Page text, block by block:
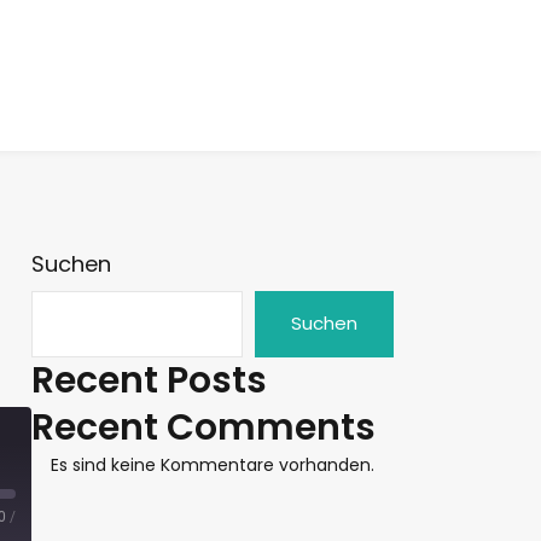
/
Suchen
Suchen
Recent Posts
Recent Comments
Es sind keine Kommentare vorhanden.